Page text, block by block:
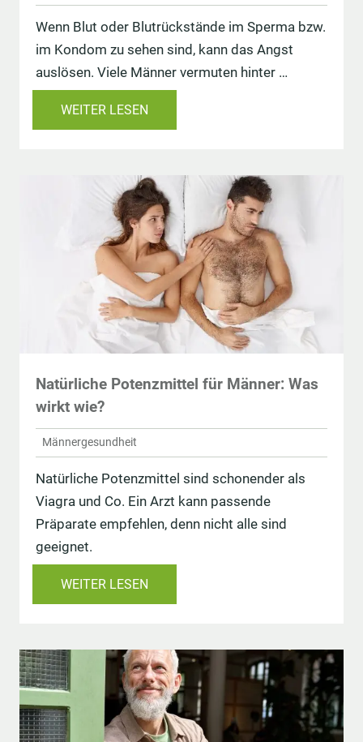
Wenn Blut oder Blutrückstände im Sperma bzw.
im Kondom zu sehen sind, kann das Angst
auslösen. Viele Männer vermuten hinter …
WEITER LESEN
Natürliche Potenzmittel für Männer: Was
wirkt wie?
Männergesundheit
Natürliche Potenzmittel sind schonender als
Viagra und Co. Ein Arzt kann passende
Präparate empfehlen, denn nicht alle sind
geeignet.
WEITER LESEN